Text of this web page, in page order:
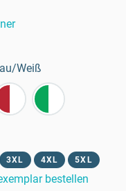
Weiß
3XL 4XL 5XL
bestellen